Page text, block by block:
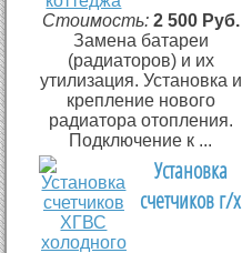
Стоимость: 2 500 Руб.
Замена батареи
(радиаторов) и их
утилизация. Установка и
крепление нового
радиатора отопления.
Подключение к ...
Установка
счетчиков г/х